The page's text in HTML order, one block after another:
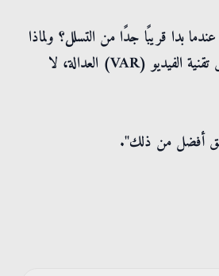
بدا قريبًا جدًا من التسلل؟ ولماذا
تم فحص كل حالة تتعلق بالأرجنتين، بينما لم تحظَ مصر بالمعاملة نفسها؟ من المفترض أن تحقق تقنية الفيديو (VAR) العدالة، لا
أفضل من ذلك".